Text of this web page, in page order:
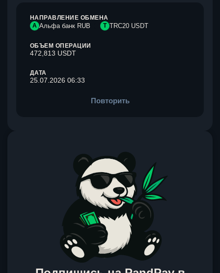
НАПРАВЛЕНИЕ ОБМЕНА
А Альфа банк RUB T TRC20 USDT
ОБЪЕМ ОПЕРАЦИИ
472,813 USDT
ДАТА
25.07.2026 06:33
Повторить